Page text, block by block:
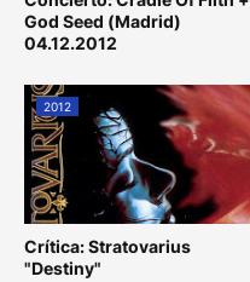
God Seed (Madrid)
04.12.2012
2012
Crítica: Stratovarius
"Destiny"